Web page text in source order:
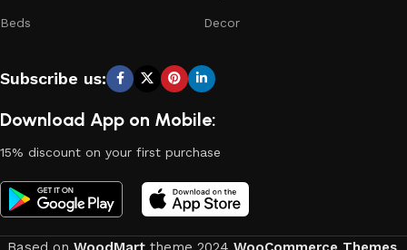
Beds Decor
Subscribe us:
Download App on Mobile:
15% discount on your first purchase